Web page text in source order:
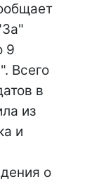
9
Всего
в
из
и
о